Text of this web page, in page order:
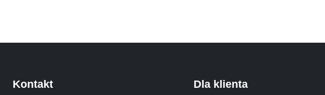
Kontakt Dla klienta